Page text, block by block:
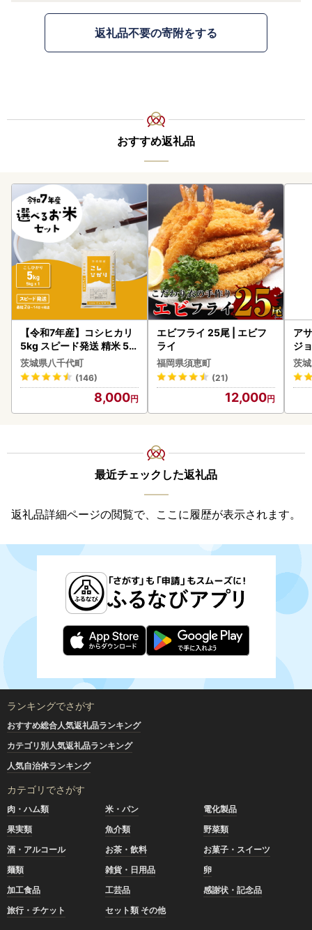
返礼品不要の寄附をする
おすすめ返礼品
【令和7年産】コシヒカリ
5kg スピード発送 精米 5k
g x 1袋 白米 茨城県 八千代
町
茨城県八千代町
(146)
8,000
エビフライ 25尾 | エビフ
ライ
福岡県須恵町
(21)
12,000
ア
ジ
(1ケース)
ビ
茨
最近チェックした返礼品
返礼品詳細ページの閲覧で、ここに履歴が表示されます。
ランキングでさがす
おすすめ総合人気返礼品ランキング
カテゴリ別人気返礼品ランキング
人気自治体ランキング
カテゴリでさがす
肉・ハム類 米・パン
電化製品
果実類
魚介類
野菜類
酒・アルコール
お茶・飲料
お菓子・スイーツ
麺類
雑貨・日用品
卵
加工食品
工芸品
感謝状・記念品
旅行・チケット
セット類 その他